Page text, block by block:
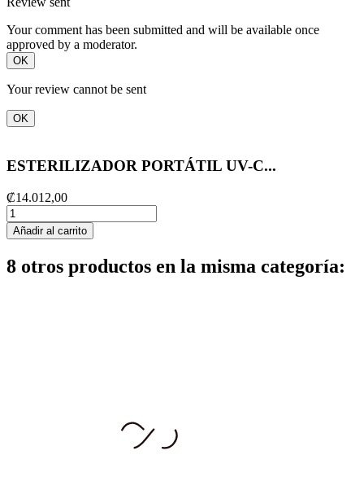
Your comment has been submitted and will be available once
approved by a moderator.
OK
Your review cannot be sent
OK
ESTERILIZADOR PORTÁTIL UV-C...
₡14.012,00
Añadir al carrito
8 otros productos en la misma categoría: